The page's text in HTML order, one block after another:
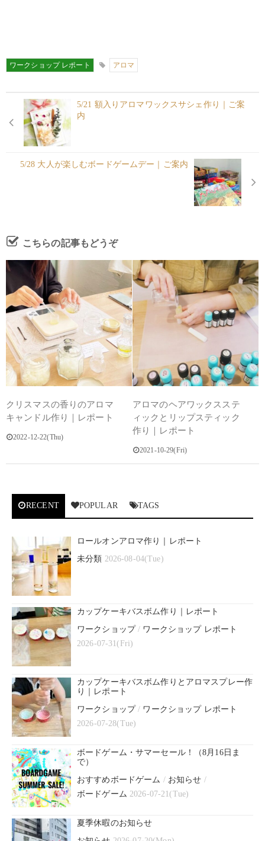
ワークショップ レポート アロマ
5/21 額入りアロマワックスサシェ作り｜ご案
内
5/28 大人が楽しむボードゲームデー｜ご案内
こちらの記事もどうぞ
クリスマスの香りのアロマ
キャンドル作り｜レポート
2022-12-22(Thu)
アロマのヘアワックスステ
ィックとリップスティック
作り｜レポート
2021-10-29(Fri)
RECENT POPULAR TAGS
ロールオンアロマ作り｜レポート
未分類 2026-08-04(Tue)
カップケーキバスボム作り｜レポート
ワークショップ/ ワークショップ レポート
2026-07-31(Fri)
カップケーキバスボム作りとアロマスプレー作
り｜レポート
ワークショップ/ ワークショップ レポート
2026-07-28(Tue)
ボードゲーム・サマーセール！（8月16日ま
で）
おすすめボードゲーム / お知らせ /
ボードゲーム 2026-07-21(Tue)
夏季休暇のお知らせ